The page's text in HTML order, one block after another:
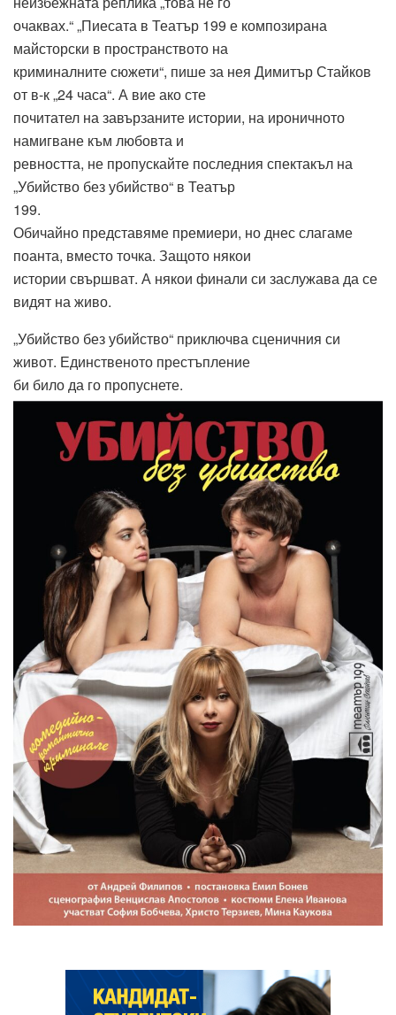
очаквах.“ „Пиесата в Театър 199 е композирана
майсторски в пространството на
криминалните сюжети“, пише за нея Димитър Стайков
от в-к „24 часа“. А вие ако сте
почитател на завързаните истории, на ироничното
намигване към любовта и
ревността, не пропускайте последния спектакъл на
„Убийство без убийство“ в Театър
199.
Обичайно представяме премиери, но днес слагаме
поанта, вместо точка. Защото някои
истории свършват. А някои финали си заслужава да се
видят на живо.
„Убийство без убийство“ приключва сценичния си
живот. Единственото престъпление
би било да го пропуснете.